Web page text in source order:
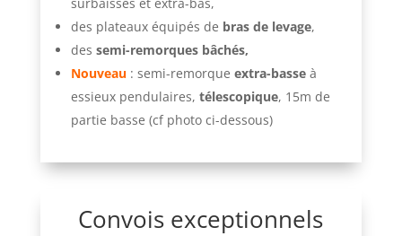
des plateaux équipés de bras de levage,
des semi-remorques bâchés,
Nouveau: semi-remorque extra-basseà
essieux pendulaires, télescopique, 15m de
partie basse (cf photo ci-dessous)
Convois exceptionnels